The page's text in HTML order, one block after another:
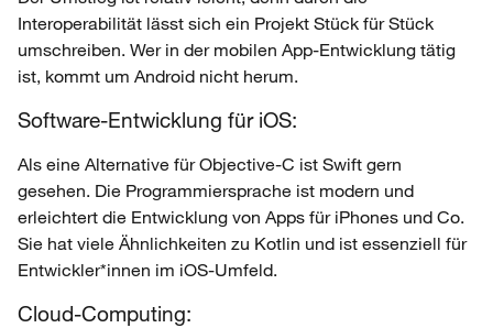
Interoperabilität lässt sich ein Projekt Stück für Stück
umschreiben. Wer in der mobilen App-Entwicklung tätig
ist, kommt um Android nicht herum.
Software-Entwicklung für iOS:
Als eine Alternative für Objective-C ist Swift gern
gesehen. Die Programmiersprache ist modern und
erleichtert die Entwicklung von Apps für iPhones und Co.
Sie hat viele Ähnlichkeiten zu Kotlin und ist essenziell für
Entwickler*innen im iOS-Umfeld.
Cloud-Computing: